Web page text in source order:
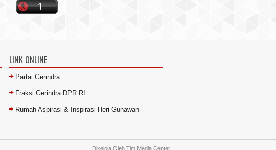
LINK ONLINE
Partai Gerindra
Fraksi Gerindra DPR RI
Rumah Aspirasi & Inspirasi Heri Gunawan
Dikelola Oleh Tim Media Center